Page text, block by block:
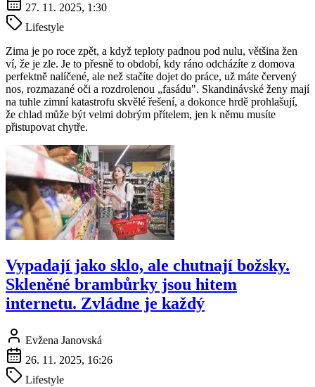
27. 11. 2025, 1:30
Lifestyle
Zima je po roce zpět, a když teploty padnou pod nulu, většina žen
ví, že je zle. Je to přesně to období, kdy ráno odcházíte z domova
perfektně nalíčené, ale než stačíte dojet do práce, už máte červený
nos, rozmazané oči a rozdrolenou „fasádu". Skandinávské ženy mají
na tuhle zimní katastrofu skvělé řešení, a dokonce hrdě prohlašují,
že chlad může být velmi dobrým přítelem, jen k němu musíte
přistupovat chytře.
Vypadají jako sklo, ale chutnají božsky.
Skleněné brambůrky jsou hitem
internetu. Zvládne je každý
Evžena Janovská
26. 11. 2025, 16:26
Lifestyle